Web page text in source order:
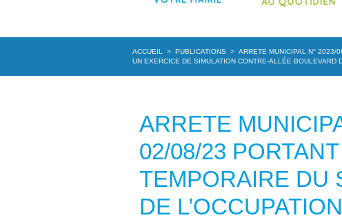
ACCUEIL > PUBLICATIONS > ARRETE MUNICIPAL N° 2023/
UN EXERCICE DE SIMULATION CONTRE-ALLÉE BOULEVARD
ARRETE
02/08/23
TEMPORAIRE DU
DE